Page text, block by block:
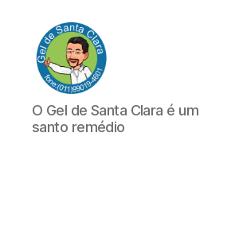
GEL
DE
SANTA
O Gel de Santa Clara é um
santo remédio